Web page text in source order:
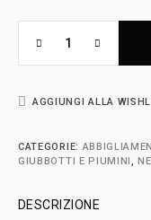
AGGIUNGI ALLA
CATEGORIE:
GIUBBOTTI E PIUMINI,
DESCRIZIONE